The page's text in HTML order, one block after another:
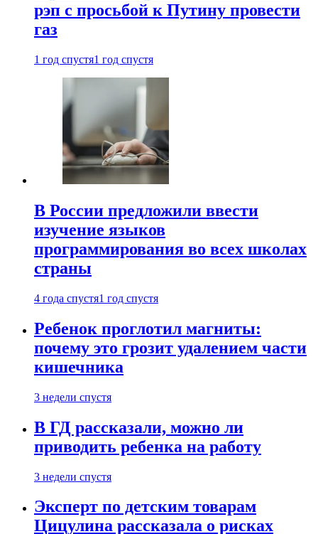
рэп с просьбой к Путину провести
газ
1 год спустя1 год спустя
В России предложили ввести
изучение языков
программирования во всех школах
страны
4 года спустя1 год спустя
Ребенок проглотил магниты:
почему это грозит удалением части
кишечника
3 недели спустя
В ГД рассказали, можно ли
приводить ребенка на работу
3 недели спустя
Эксперт по детским товарам
Цицулина рассказала о рисках